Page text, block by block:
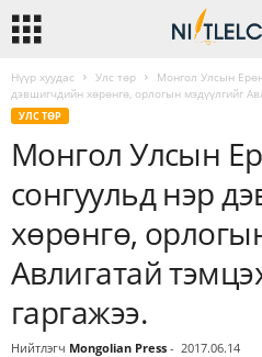
Нүүр хуудас Улс төр
Монгол Улсын
дэвшигчдийн хөрөнгө, орлогын мэдүүлгийг
УЛС ТӨР
Монгол Улсын
сонгуульд нэр
хөрөнгө,
Авлигатай
гаргажээ.
Нийтлэгч Mongolian Press - 2017.06.14